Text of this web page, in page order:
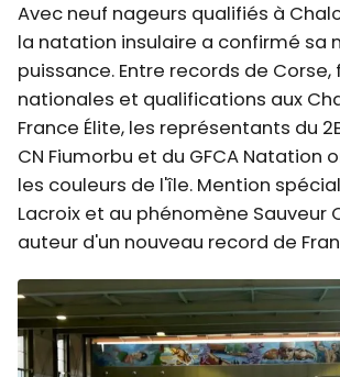
Avec neuf nageurs qualifiés à
la natation insulaire a confirmé sa
puissance. Entre records de Corse,
nationales et qualifications aux
France Élite, les représentants du
CN Fiumorbu et du GFCA Natation
les couleurs de l'île. Mention
Lacroix et au phénomène Sauveur
auteur d'un nouveau record de